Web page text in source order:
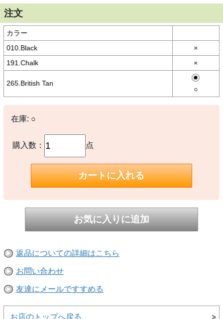
Columbia（コロンビア）プライスストリームシリーズ
・コロンビア独自のはっ水機能「オムニシールド」
・本体内部にコイン用ポケット
・本体内部側面にスリーブポケット
・本体背面にカードポケット
・コインが取り出しやすいマチ付き
・紙幣が入れやすいやや大きめのサイズ感
・ベルトループなどに取り付け可能なカラビナチャーム
・ちょっとしたお出かけやアウトドアシーンにもおすすめ
〇本体：600D OX（ポリエステル100%）
【備考】
※撮影時の環境やご使用のPCモニター等の環境により実際の色味と
※当店取扱い商品は一部店頭在庫と共有をしております。
ご注文時に「在庫あり」の表示でも、実際は売り違いにより欠品が発
生し、やむをえずご注文をキャンセルさせていただく場合がございま
す。完売や欠品の場合は大変ご迷惑をおかけしますが、予めご了承の
注文
カラー
010.Black
×
191.Chalk
×
265.British Tan
○
在庫: ○
購入数： 点
返品についての詳細はこちら
お問い合わせ
友達にメールですすめる
お店のトップへ戻る